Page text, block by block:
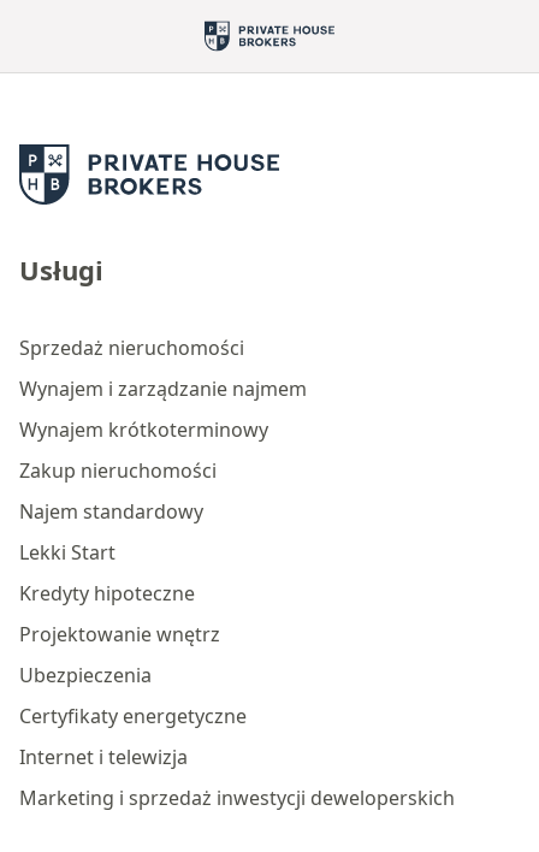
Usługi
Sprzedaż nieruchomości
Wynajem i zarządzanie najmem
Wynajem krótkoterminowy
Zakup nieruchomości
Najem standardowy
Lekki Start
Kredyty hipoteczne
Projektowanie wnętrz
Ubezpieczenia
Certyfikaty energetyczne
Internet i telewizja
Marketing i sprzedaż inwestycji deweloperskich